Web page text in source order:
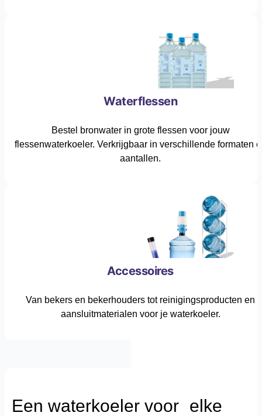
Waterflessen
Bestel bronwater in grote flessen voor jouw
flessenwaterkoeler. Verkrijgbaar in verschillende formaten
aantallen.
Accessoires
Van bekers en bekerhouders tot reinigingsproducten en
aansluitmaterialen voor je waterkoeler.
Een waterkoeler voor elke